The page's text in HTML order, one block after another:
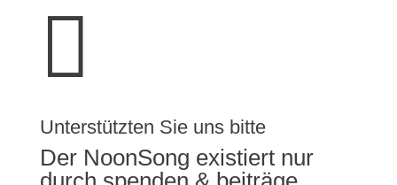

Unterstützten Sie uns bitte
Der NoonSong existiert nur